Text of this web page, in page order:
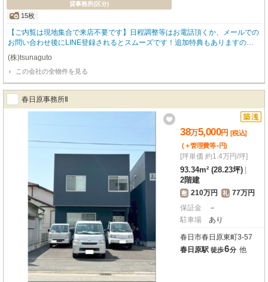
貸事務所(区分)
15枚
【ご内覧は現地集合で来店不要です】日程調整等はお電話頂くか、メールでの
お問い合わせ後にLINE登録されるとスムーズです！追加特典もありますので
詳細はお気軽にお問い合わせ下さい♪
(株)tsunaguto
この会社の全物件を見る
春日原事務所Ⅱ
38万5,000円 [税込]
(＋管理費等-円)
[坪単価 約1.4万円/坪]
93.34m² (28.23坪)
2階建
敷 210万円 礼 77万円
保証金
－
駐車場
あり
春日市春日原東町3-57
春日原駅 徒歩6分 他